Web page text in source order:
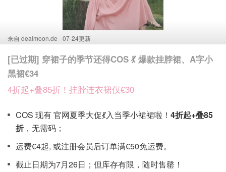
来自 dealmoon.de 07-24更新
[已过期] 穿裙子的季节还得COS 💃 爆款挂脖裙、A字小
黑裙€34
4折起+叠85折！挂脖连衣裙仅€30
COS 现有 官网夏季大促💃入当季小裙裙啦！ 4折起+叠85
折 ，无需码；
运费€4起, 或注册会员后订单满€50免运费。
截止日期为7月26日；但库存有限，随时售罄！